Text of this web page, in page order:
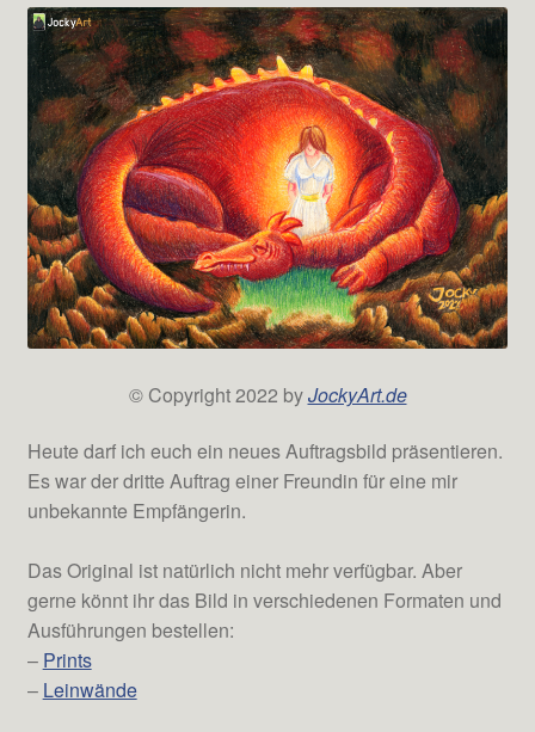
© Copyright 2022 byJockyArt.de
Heute darf ich euch ein neues Auftragsbild präsentieren.
Es war der dritte Auftrag einer Freundin für eine mir
unbekannte Empfängerin.
Das Original ist natürlich nicht mehr verfügbar. Aber
gerne könnt ihr das Bild in verschiedenen Formaten und
Ausführungen bestellen:
– Prints
– Leinwände